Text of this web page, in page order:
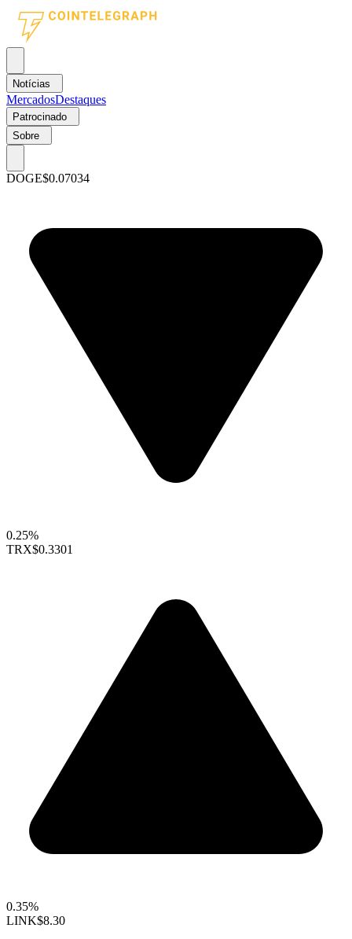
Notícias
MercadosDestaques
Patrocinado
Sobre
DOGE$0.07034
0.25%
TRX$0.3301
0.35%
LINK$8.30